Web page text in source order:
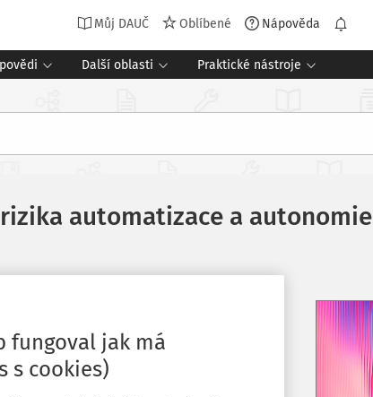
Můj DAUČ Oblíbené Nápověda
Další oblasti Praktické nástroje
automatizace a autonomie
a umělé
zaměřených na
učení a
fungoval jak má
s cookies)